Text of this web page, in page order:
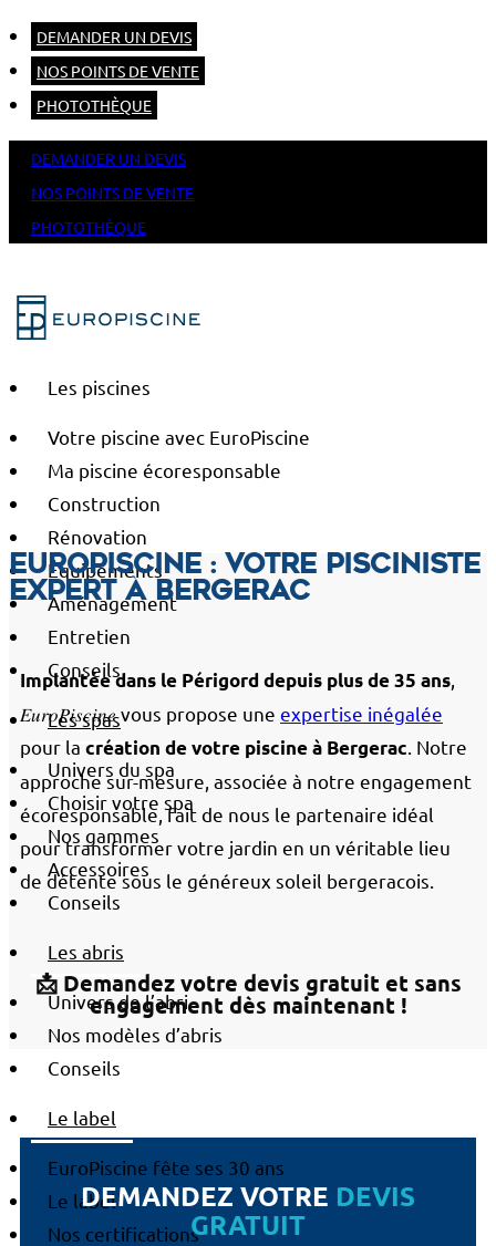
DEMANDER UN DEVIS
NOS POINTS DE VENTE
PHOTOTHÈQUE
DEMANDER UN DEVIS
NOS POINTS DE VENTE
PHOTOTHÈQUE
Les piscines
Votre piscine avec EuroPiscine
Ma piscine écoresponsable
Construction
Rénovation
Équipements
Aménagement
Entretien
Conseils
Les spas
Univers du spa
Choisir votre spa
Nos gammes
Accessoires
Conseils
Les abris
Univers de l’abri
Nos modèles d’abris
Conseils
Le label
EuroPiscine fête ses 30 ans
Le label
Nos certifications
EuroPiscine : votre pisciniste
expert à Bergerac
Implantée dans le Périgord depuis plus de 35 ans
𝐸𝑢𝑟𝑜𝑃𝑖𝑠𝑐𝑖𝑛𝑒 vous propose une expertise inégalée
pour la création de votre piscine à Bergerac . Notre
approche sur-mesure, associée à notre engagement
écoresponsable, fait de nous le partenaire idéal
pour transformer votre jardin en un véritable lieu
de détente sous le généreux soleil bergeracois.
📩 Demandez votre devis gratuit et sans
engagement dès maintenant !
DEMANDEZ VOTRE DEVIS
GRATUIT